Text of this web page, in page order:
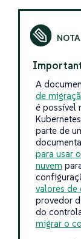
A
de
é possível
parte de
para usar
nuvem
valores de
provedor
do
migrar o